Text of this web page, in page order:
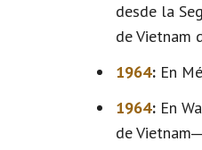
desde la
de Vietnam
1964: En
1964: En
de